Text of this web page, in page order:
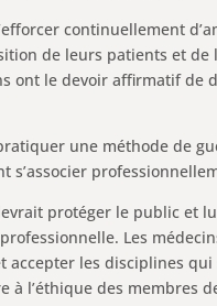
continuellement
de leurs patients et de
ont le devoir affirmatif
une méthode de
s’associer
protéger le public et
Les
accepter les disciplines
à l’éthique des membres